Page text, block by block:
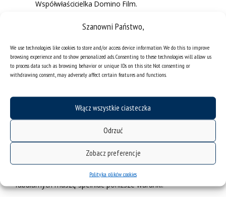
Szanowni Państwo,
We use technologies like cookies to store and/or access device information. We do this to improve
browsing experience and to show personalized ads. Consenting to these technologies will allow us
to process data such as browsing behavior or unique IDs on this site. Not consenting or
withdrawing consent, may adversely affect certain features and functions.
Włącz wszystkie ciasteczka
Odrzuć
Zobacz preferencje
Polityka plików cookies
Współwłaścicielka Domino Film.
Wykładu odbędzie się 25 kwietnia o godz. 13.00 w sali 2.05
w budynku Szkoły Filmowej UŚ. Wstęp wolny (limit miejsc w
Pytania można kierować na adres:filip.jeleniewicz@us.edu.pl
26 kwietnia w Szkole Filmowej UŚ odbędą się konsultacje
scenariuszowe. Godziny zostaną ustalone indywidualnie z
twórcami scenariuszy. Decyduje kolejność zgłoszeń.
Zapoznaj się z poniższymi wymaganiami.
Zgłoszenia scenariuszy do filmów dokumentalnych i
fabularnych muszę spełniać poniższe warunki: